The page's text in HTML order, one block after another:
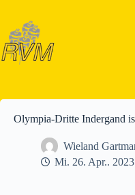
springen
Olympia-Dritte Indergand
Wieland
Mi. 26. Apr.. 2023